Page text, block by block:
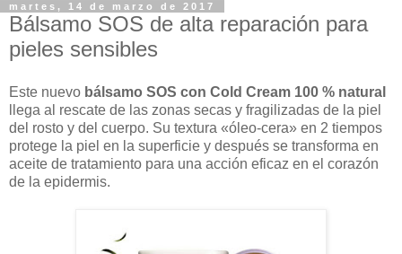
martes, 14 de marzo de 2017
Bálsamo SOS de alta reparación para
pieles sensibles
Este nuevo bálsamo SOS con Cold Cream 100 % natural
llega al rescate de las zonas secas y fragilizadas de la piel
del rosto y del cuerpo. Su textura «óleo-cera» en 2 tiempos
protege la piel en la superficie y después se transforma en
aceite de tratamiento para una acción eficaz en el corazón
de la epidermis.